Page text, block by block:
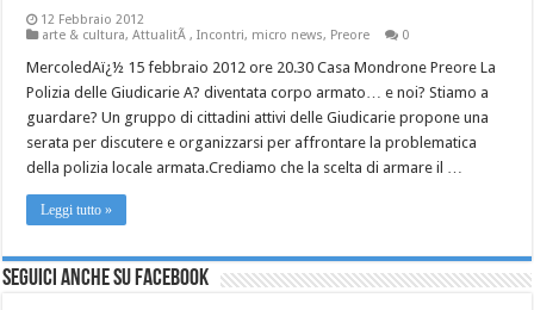
12 Febbraio 2012
arte & cultura,AttualitÃ,Incontri, micro news, Preore 0
MercoledAï¿½ 15 febbraio 2012 ore 20.30 Casa Mondrone Preore La
Polizia delle Giudicarie A? diventata corpo armato… e noi? Stiamo a
guardare? Un gruppo di cittadini attivi delle Giudicarie propone una
serata per discutere e organizzarsi per affrontare la problematica
della polizia locale armata.Crediamo che la scelta di armare il …
Leggi tutto »
Seguici anche su Facebook